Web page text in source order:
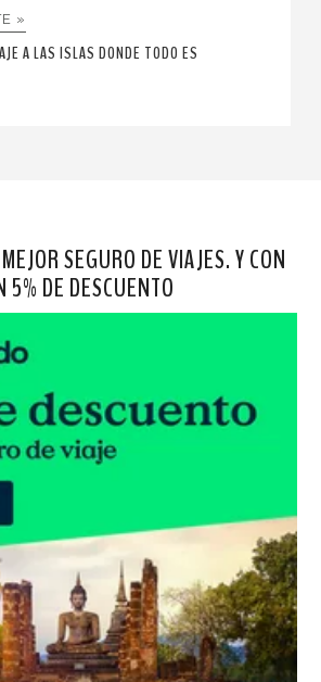
»
A LAS ISLAS DONDE TODO ES
SEGURO DE VIAJES. Y CON
5% DE DESCUENTO